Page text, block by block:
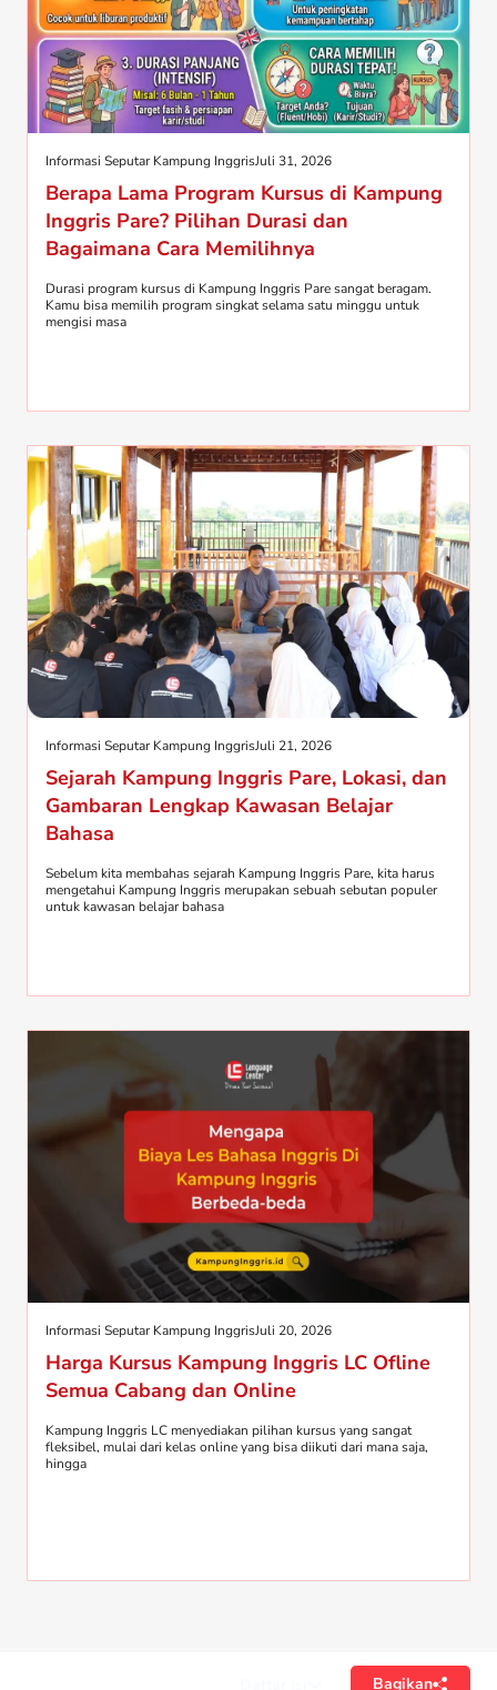
Informasi Seputar Kampung InggrisJuli 31, 2026
Berapa Lama Program Kursus di Kampung
Inggris Pare? Pilihan Durasi dan
Bagaimana Cara Memilihnya
Durasi program kursus di Kampung Inggris Pare sangat beragam.
Kamu bisa memilih program singkat selama satu minggu untuk
mengisi masa
Informasi Seputar Kampung InggrisJuli 21, 2026
Sejarah Kampung Inggris Pare, Lokasi, dan
Gambaran Lengkap Kawasan Belajar
Bahasa
Sebelum kita membahas sejarah Kampung Inggris Pare, kita harus
mengetahui Kampung Inggris merupakan sebuah sebutan populer
untuk kawasan belajar bahasa
Informasi Seputar Kampung InggrisJuli 20, 2026
Harga Kursus Kampung Inggris LC Ofline
Semua Cabang dan Online
Kampung Inggris LC menyediakan pilihan kursus yang sangat
fleksibel, mulai dari kelas online yang bisa diikuti dari mana saja,
hingga
Bagikan